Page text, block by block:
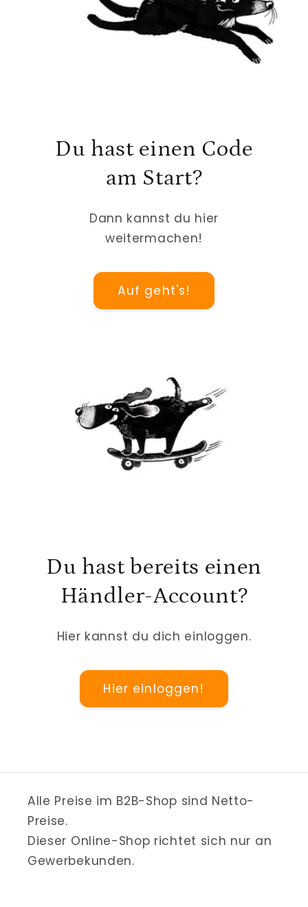
Du hast einen Code
am Start?
Dann kannst du hier
weitermachen!
Auf geht's!
Du hast bereits einen
Händler-Account?
Hier kannst du dich einloggen.
Hier einloggen!
Alle Preise im B2B-Shop sind Netto-
Preise.
Dieser Online-Shop richtet sich nur an
Gewerbekunden.